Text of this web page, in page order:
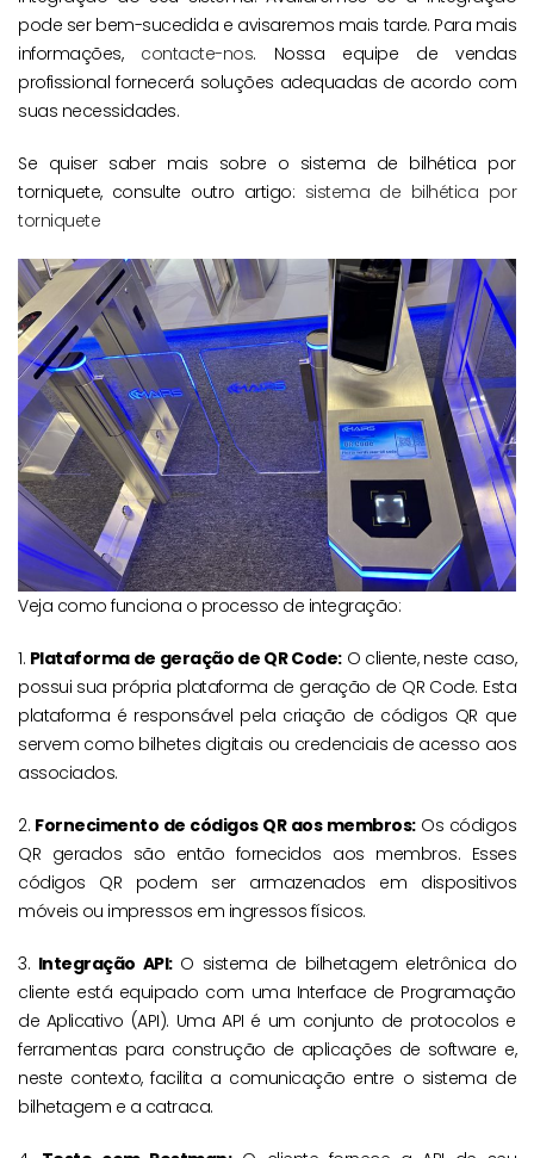
pode ser bem-sucedida e avisaremos mais tarde. Para mais
informações, contacte-nos. Nossa equipe de vendas
profissional fornecerá soluções adequadas de acordo com
suas necessidades.
Se quiser saber mais sobre o sistema de bilhética por
torniquete, consulte outro artigo: sistema de bilhética por
torniquete
Veja como funciona o processo de integração:
1. Plataforma de geração de QR Code:O cliente, neste caso,
possui sua própria plataforma de geração de QR Code. Esta
plataforma é responsável pela criação de códigos QR que
servem como bilhetes digitais ou credenciais de acesso aos
associados.
2. Fornecimento de códigos QR aos membros:Os códigos
QR gerados são então fornecidos aos membros. Esses
códigos QR podem ser armazenados em dispositivos
móveis ou impressos em ingressos físicos.
3. Integração API:O sistema de bilhetagem eletrônica do
cliente está equipado com uma Interface de Programação
de Aplicativo (API). Uma API é um conjunto de protocolos e
ferramentas para construção de aplicações de software e,
neste contexto, facilita a comunicação entre o sistema de
bilhetagem e a catraca.